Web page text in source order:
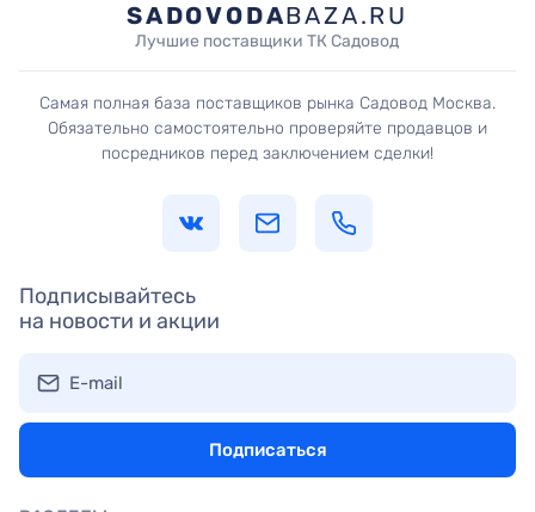
SADOVODABAZA.RU
Лучшие поставщики ТК Садовод
Самая полная база поставщиков рынка Садовод Москва.
Обязательно самостоятельно проверяйте продавцов и
посредников перед заключением сделки!
Подписывайтесь
на новости и акции
E-mail
Подписаться